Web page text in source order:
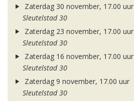
Zaterdag 30 november, 17.00 uur
Sleutelstad 30
Zaterdag 23 november, 17.00 uur
Sleutelstad 30
Zaterdag 16 november, 17.00 uur
Sleutelstad 30
Zaterdag 9 november, 17.00 uur
Sleutelstad 30